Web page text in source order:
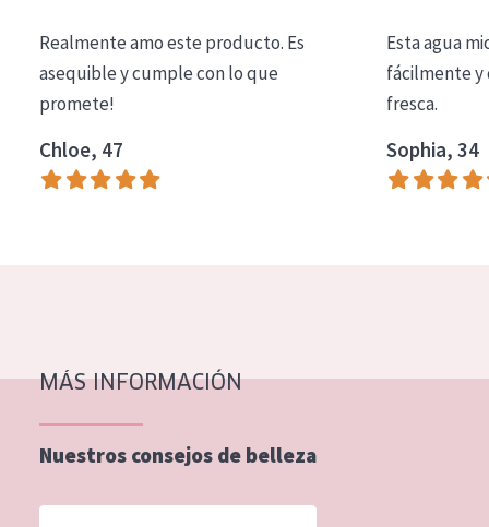
Essentials
Lift+
Expert
Piel madura
Piel menopáusica
EDAD
Realmente amo este producto. Es
asequible y cumple con lo que
promete!
Chloe, 47
Esta agua
fácilmente y
fresca.
Sophia, 34
MÁS INFORMACIÓN
Nuestros consejos de belleza